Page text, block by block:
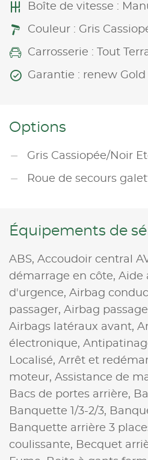
Boîte de vitesse :
Couleur : Gris
Carrosserie : Tout
Garantie : renew Gold
Options
Gris Cassiopée/Noir
Roue de secours
Équipements de
ABS, Accoudoir central
démarrage en côte, Aide
d'urgence, Airbag
passager, Airbag
Airbags latéraux avant,
électronique,
Localisé, Arrêt et
moteur, Assistance de
Bacs de portes arrière,
Banquette 1/3-2/3,
Banquette arrière 3
coulissante, Becquet